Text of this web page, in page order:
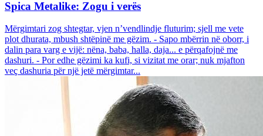
Spica Metalike: Zogu i verës
Mërgimtari zog shtegtar, vjen n’vendlindje fluturim; sjell me vete
plot dhurata, mbush shtëpinë me gëzim. - Sapo mbërrin në oborr, i
dalin para varg e vijë: nëna, baba, halla, daja... e përqafojnë me
dashuri. - Por edhe gëzimi ka kufi, si vizitat me orar; nuk mjafton
veç dashuria për një jetë mërgimtar...